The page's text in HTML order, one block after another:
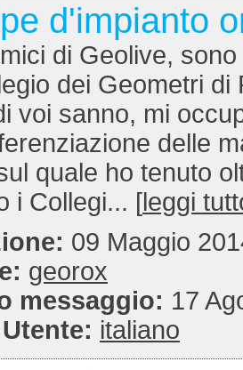
d'impianto
di Geolive,
dei Geometri di
voi sanno, mi
delle
quale ho tenuto
i Collegi... [ leggi
09 Maggio
georox
messaggio: 17
Utente: italiano